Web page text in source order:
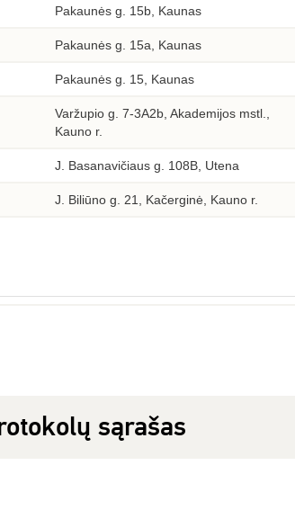
Pakaunės g. 15b, Kaunas
Pakaunės g. 15a, Kaunas
Pakaunės g. 15, Kaunas
Varžupio g. 7-3A2b, Akademijos mstl.,
Kauno r.
J. Basanavičiaus g. 108B, Utena
J. Biliūno g. 21, Kačerginė, Kauno r.
sąrašas